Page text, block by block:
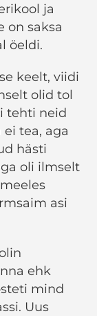
ja
on saksa
öeldi.
keelt, viidi
olid tol
tehti neid
tea, aga
hästi
oli ilmselt
asi
ehk
mind
Uus